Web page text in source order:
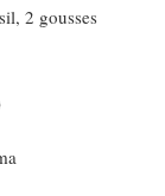
2 gousses